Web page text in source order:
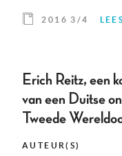
2016 3/4
Erich Reitz, een
van een Duitse
Tweede
AUTEUR(S)